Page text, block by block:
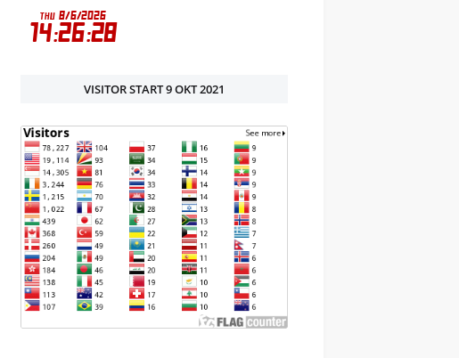
VISITOR START 9 OKT 2021